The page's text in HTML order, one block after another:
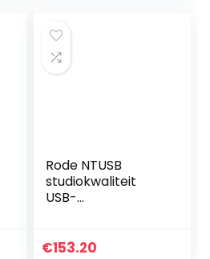
Rode NTUSB
studiokwaliteit
USB-
tafelstatief en
€153.20